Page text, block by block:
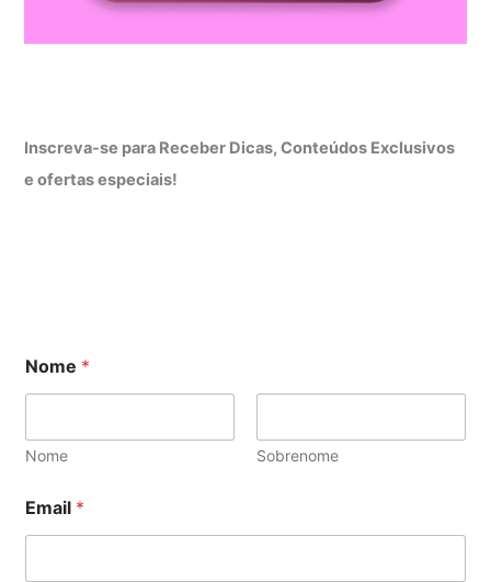
Inscreva-se para Receber Dicas, Conteúdos Exclusivos
e ofertas especiais!
Nome *
Nome Sobrenome
N
o
Email *